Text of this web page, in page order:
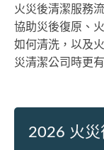
火災後清潔服務
協助災後復原、
如何清洗，以及
災清潔公司時更
2026 火災